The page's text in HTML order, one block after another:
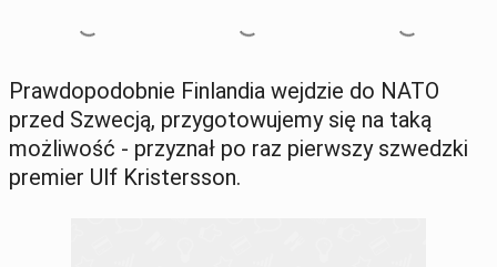
Prawdopodobnie Finlandia wejdzie do NATO
przed Szwecją, przygotowujemy się na taką
możliwość - przyznał po raz pierwszy szwedzki
premier Ulf Kristersson.